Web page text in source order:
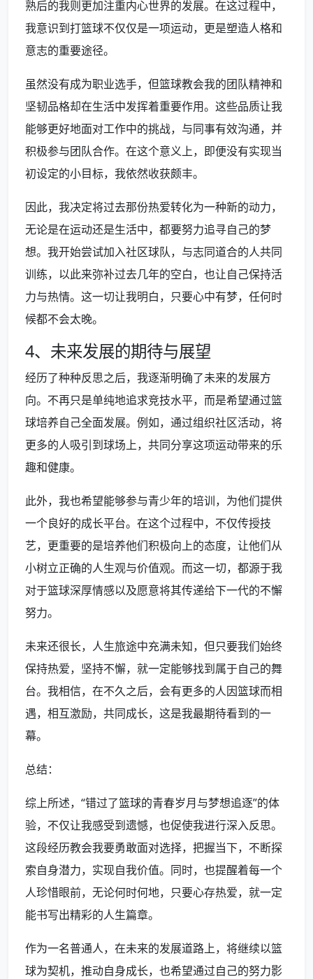
熟后的我则更加注重内心世界的发展。在这过程中，
我意识到打篮球不仅仅是一项运动，更是塑造人格和
意志的重要途径。
虽然没有成为职业选手，但篮球教会我的团队精神和
坚韧品格却在生活中发挥着重要作用。这些品质让我
能够更好地面对工作中的挑战，与同事有效沟通，并
积极参与团队合作。在这个意义上，即便没有实现当
初设定的小目标，我依然收获颇丰。
因此，我决定将过去那份热爱转化为一种新的动力，
无论是在运动还是生活中，都要努力追寻自己的梦
想。我开始尝试加入社区球队，与志同道合的人共同
训练，以此来弥补过去几年的空白，也让自己保持活
力与热情。这一切让我明白，只要心中有梦，任何时
候都不会太晚。
4、未来发展的期待与展望
经历了种种反思之后，我逐渐明确了未来的发展方
向。不再只是单纯地追求竞技水平，而是希望通过篮
球培养自己全面发展。例如，通过组织社区活动，将
更多的人吸引到球场上，共同分享这项运动带来的乐
趣和健康。
此外，我也希望能够参与青少年的培训，为他们提供
一个良好的成长平台。在这个过程中，不仅传授技
艺，更重要的是培养他们积极向上的态度，让他们从
小树立正确的人生观与价值观。而这一切，都源于我
对于篮球深厚情感以及愿意将其传递给下一代的不懈
努力。
未来还很长，人生旅途中充满未知，但只要我们始终
保持热爱，坚持不懈，就一定能够找到属于自己的舞
台。我相信，在不久之后，会有更多的人因篮球而相
遇，相互激励，共同成长，这是我最期待看到的一
幕。
总结：
综上所述，“错过了篮球的青春岁月与梦想追逐”的体
验，不仅让我感受到遗憾，也促使我进行深入反思。
这段经历教会我要勇敢面对选择，把握当下，不断探
索自身潜力，实现自我价值。同时，也提醒着每一个
人珍惜眼前，无论何时何地，只要心存热爱，就一定
能书写出精彩的人生篇章。
作为一名普通人，在未来的发展道路上，将继续以篮
球为契机，推动自身成长，也希望通过自己的努力影